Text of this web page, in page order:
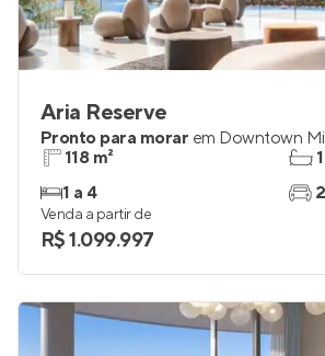
Aria Reserve
Pronto para morar em Downtown
118 m²
1 a 4
2
Venda a partir de
R$ 1.099.997